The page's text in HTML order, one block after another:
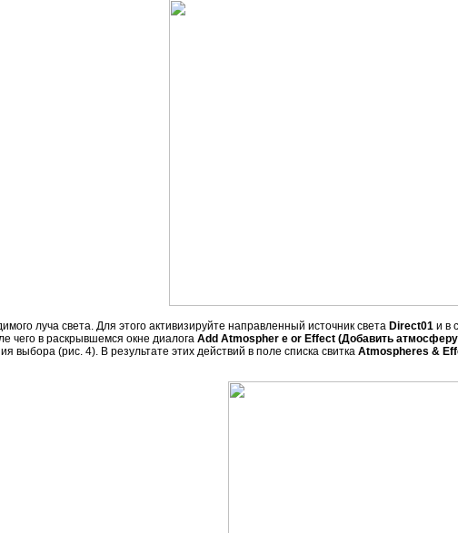
луча света. Для этого активизируйте направленный источник света Direct01 и в
чего в раскрывшемся окне диалога Add Atmospher e or Effect (Добавить
выбора (рис. 4). В результате этих действий в поле списка свитка Atmospheres &